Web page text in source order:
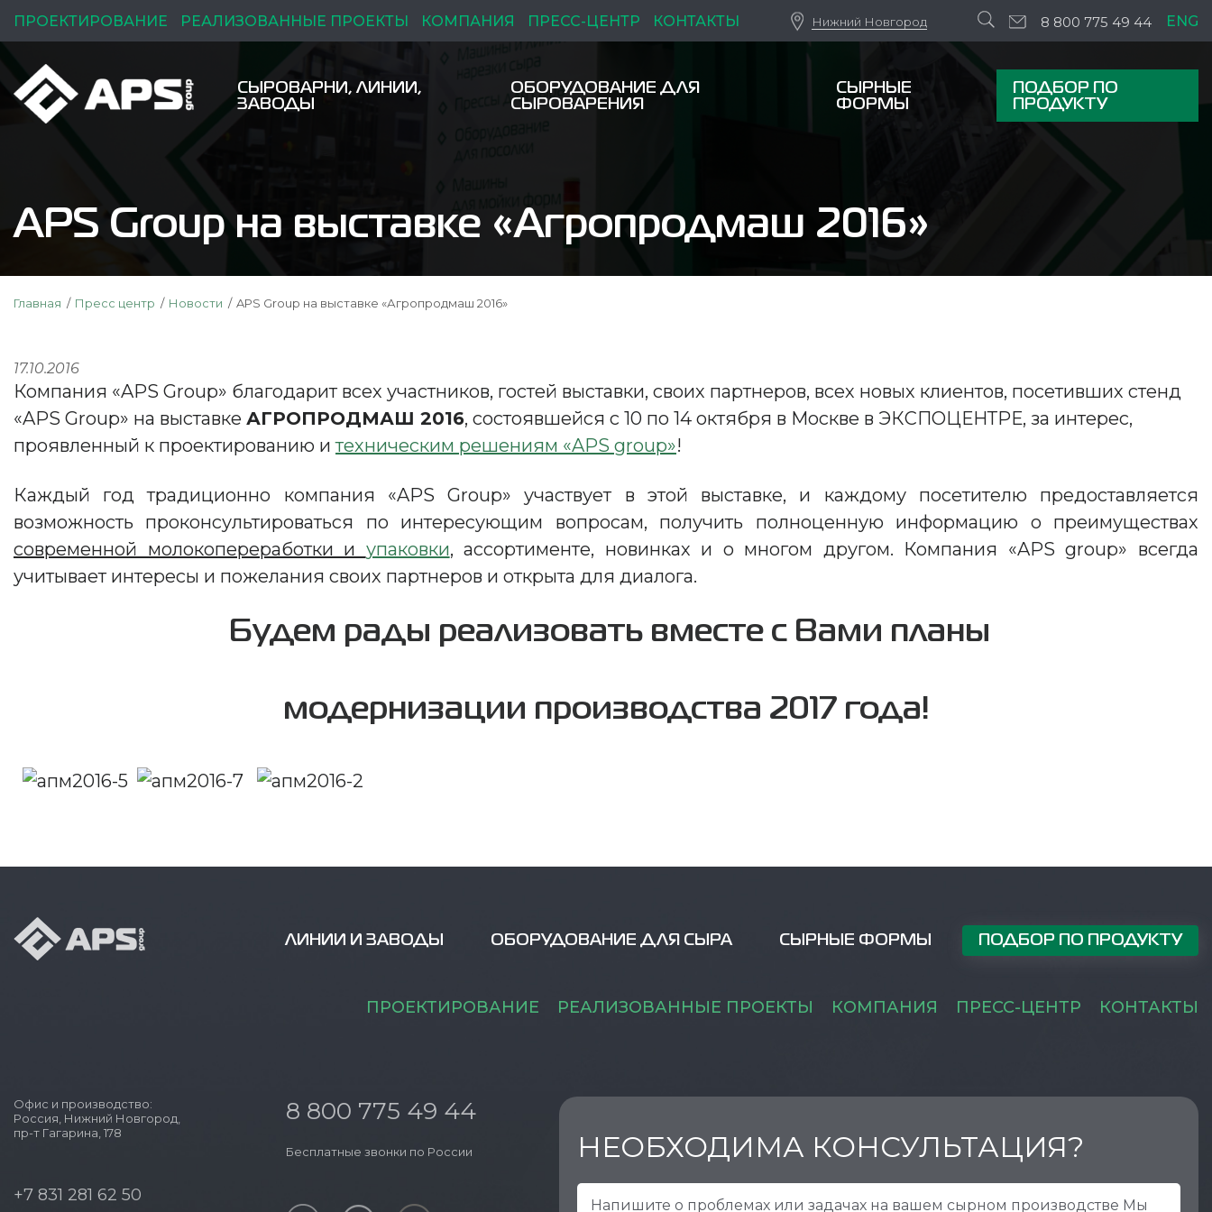
ПРОЕКТИРОВАНИЕ РЕАЛИЗОВАННЫЕ ПРОЕКТЫ КОМПАНИЯ ПРЕСС-ЦЕНТР КОНТАКТЫ Нижний Новгород 8 800 775 49 44 ENG
СЫРОВАРНИ, ЛИНИИ,
ЗАВОДЫ
ОБОРУДОВАНИЕ ДЛЯ
СЫРОВАРЕНИЯ
СЫРНЫЕ
ФОРМЫ
ПОДБОР ПО
ПРОДУКТУ
APS Group на выставке «Агропродмаш 2016»
Главная Пресс центр Новости APS Group на выставке «Агропродмаш 2016»
17.10.2016
Компания «APS Group» благодарит всех участников, гостей выставки, своих партнеров, всех новых клиентов, посетивших стенд
«APS Group» на выставке АГРОПРОДМАШ 2016, состоявшейся с 10 по 14 октября в Москве в ЭКСПОЦЕНТРЕ, за интерес,
проявленный к проектированию итехническим решениям «APS group»!
Каждый год традиционно компания «APS Group» участвует в этой выставке, и каждому посетителю предоставляется
возможность проконсультироваться по интересующим вопросам, получить полноценную информацию о преимуществах
современной молокопереработки и упаковки, ассортименте, новинках и о многом другом. Компания «APS group» всегда
учитывает интересы и пожелания своих партнеров и открыта для диалога.
Будем рады реализовать вместе с Вами планы
модернизации производства 2017 года!
ЛИНИИ И ЗАВОДЫ ОБОРУДОВАНИЕ ДЛЯ СЫРА СЫРНЫЕ ФОРМЫ ПОДБОР ПО ПРОДУКТУ
ПРОЕКТИРОВАНИЕ РЕАЛИЗОВАННЫЕ ПРОЕКТЫ КОМПАНИЯ ПРЕСС-ЦЕНТР КОНТАКТЫ
Офис и производство:
Россия, Нижний Новгород,
пр-т Гагарина, 178
+7 831 281 62 50
8 800 775 49 44
Бесплатные звонки по России НЕОБХОДИМА КОНСУЛЬТАЦИЯ?